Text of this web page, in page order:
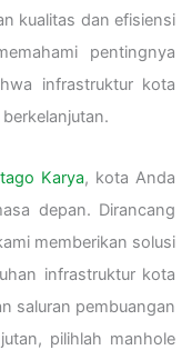
kualitas dan efisiensi
pentingnya
infrastruktur kota
Karya, kota Anda
depan. Dirancang
memberikan solusi
infrastruktur kota
saluran pembuangan
pilihlah manhole